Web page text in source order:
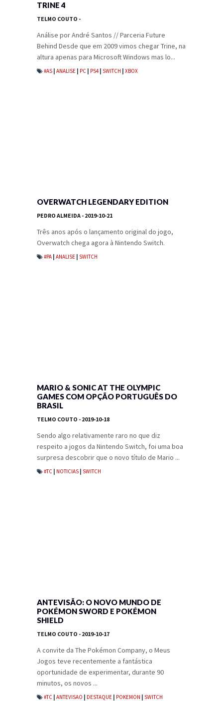
TRINE 4
TELMO COUTO -
Análise por André Santos // Parceria Future
Behind Desde que em 2009 vimos chegar Trine, na
altura apenas para Microsoft Windows mas lo...
#AS ANALISE PC PS4 SWITCH XBOX
OVERWATCH LEGENDARY EDITION
PEDRO ALMEIDA - 2019-10-21
Três anos após o lançamento original do jogo,
Overwatch chega agora à Nintendo Switch.
#PA ANALISE SWITCH
MARIO & SONIC AT THE OLYMPIC
GAMES COM OPÇÃO PORTUGUÊS DO
BRASIL
TELMO COUTO - 2019-10-18
Sendo algo relativamente raro no que diz
respeito a jogos da Nintendo Switch, foi uma boa
surpresa descobrir que o novo título de Mario ...
#TC NOTICIAS SWITCH
ANTEVISÃO: O NOVO MUNDO DE
POKÉMON SWORD E POKÉMON
SHIELD
TELMO COUTO - 2019-10-17
A convite da The Pokémon Company, o Meus
Jogos teve recentemente a fantástica
oportunidade de experimentar, durante 90
minutos, os novos ...
#TC ANTEVISAO DESTAQUE POKEMON SWITCH